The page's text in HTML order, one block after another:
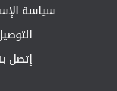
سياسة
إتصل